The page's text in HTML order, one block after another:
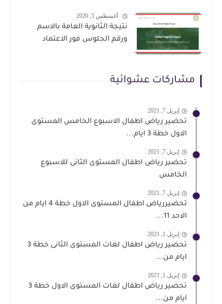
أغسطس 5, 2020
نتيجة الثانوية العامة بالاسم
ورقم الجلوس فور الاعتماد
مشاركات عشوائية
إبريل 7, 2021
تحضير رياض اطفال الاسبوع الخامس المستوى
الاول خطة 3 ايام...
إبريل 7, 2021
تحضير رياض اطفال المستوى الثانى للاسبوع
الخامس
إبريل 7, 2021
تحضيررياض اطفال المستوى الاول خطة 4 ايام من
الاحد 11...
إبريل 1, 2021
تحضير رياض اطفال لغات المستوى الثانى خطة 3
ايام من...
إبريل 1, 2021
تحضير رياض اطفال لغات المستوى الاول خطة 3
ايام من...